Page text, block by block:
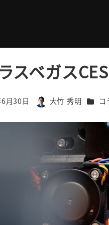
スベガスCES
月30日
著
大竹 秀明 カテコ